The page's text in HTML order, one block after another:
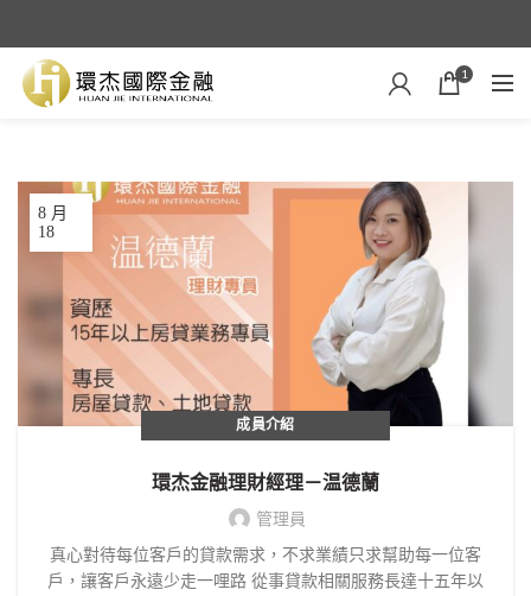
1
18
8 月
成員介紹
環杰金融理財經理－温德蘭
管理員
真心對待每位客戶的貸款需求，不求業績只求幫助每一位客
戶，讓客戶永遠少走一哩路 從事貸款相關服務長達十五年以